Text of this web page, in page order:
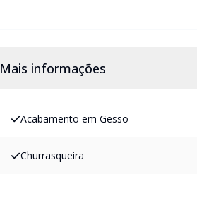
Mais informações
Acabamento em Gesso
Churrasqueira